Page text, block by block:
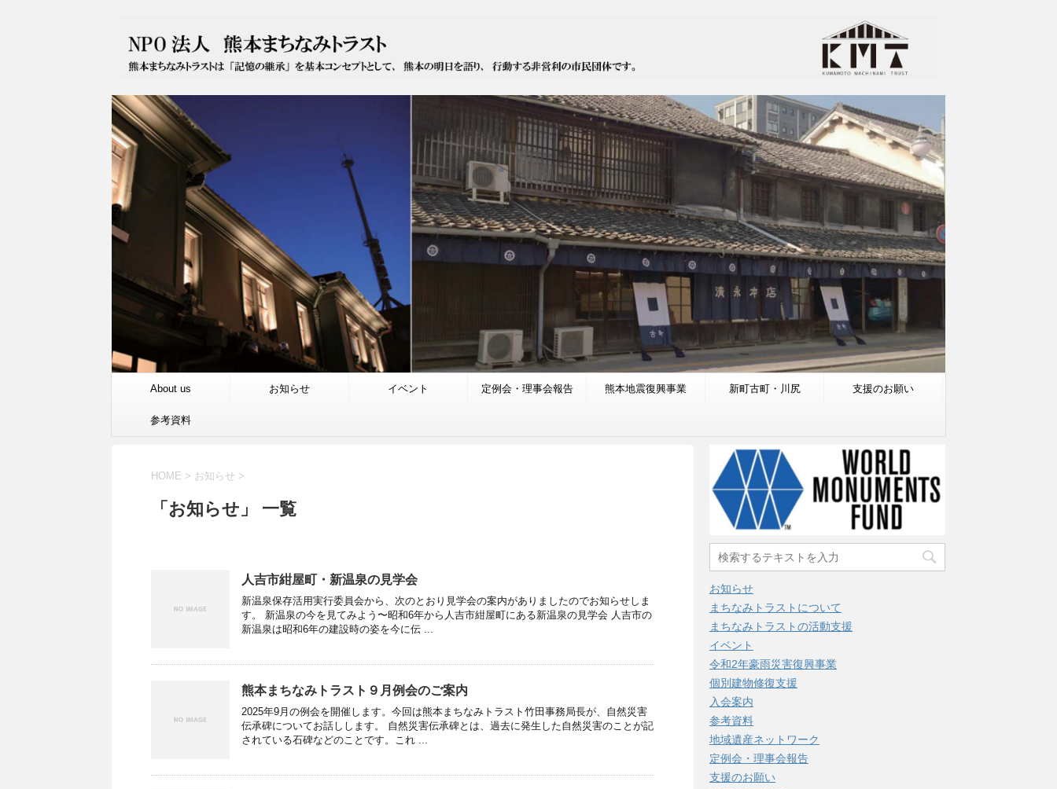
About us お知らせ イベント 定例会・理事会報告 熊本地震復興事業 新町古町・川尻 支援のお願い
参考資料
HOME > お知らせ >
「お知らせ」 一覧
人吉市紺屋町・新温泉の見学会
新温泉保存活用実行委員会から、次のとおり見学会の案内がありましたのでお知らせしま
す。 新温泉の今を見てみよう〜昭和6年から人吉市紺屋町にある新温泉の見学会 人吉市の
新温泉は昭和6年の建設時の姿を今に伝 ...
熊本まちなみトラスト９月例会のご案内
2025年9月の例会を開催します。今回は熊本まちなみトラスト竹田事務局長が、自然災害
伝承碑についてお話しします。 自然災害伝承碑とは、過去に発生した自然災害のことが記
されている石碑などのことです。これ ...
お知らせ
まちなみトラストについて
まちなみトラストの活動支援
イベント
令和2年豪雨災害復興事業
個別建物修復支援
入会案内
参考資料
地域遺産ネットワーク
定例会・理事会報告
支援のお願い